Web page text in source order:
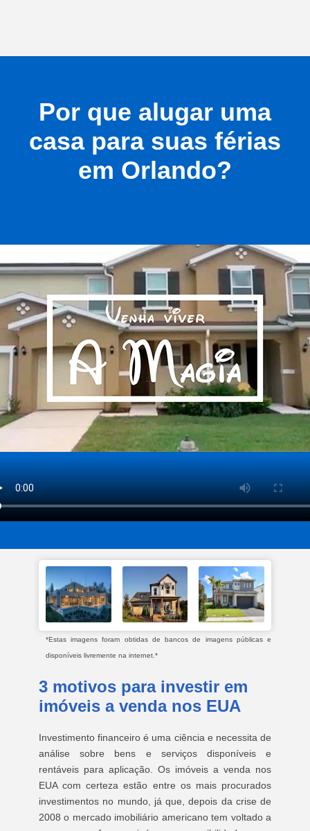
Por que alugar uma
casa para suas férias
em Orlando?
*Estas imagens foram obtidas de bancos de imagens públicas e
disponíveis livremente na internet.*
3 motivos para investir em
imóveis a venda nos EUA
Investimento financeiro é uma ciência e necessita de
análise sobre bens e serviços disponíveis e
rentáveis para aplicação. Os imóveis a venda nos
EUA com certeza estão entre os mais procurados
investimentos no mundo, já que, depois da crise de
2008 o mercado imobiliário americano tem voltado a